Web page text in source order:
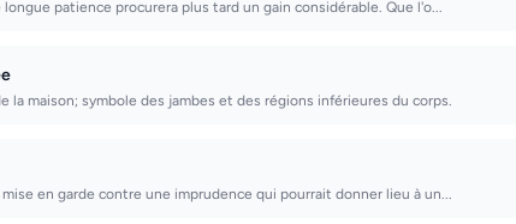
longue patience procurera plus tard un gain considérable. Que l'o...
la maison; symbole des jambes et des régions inférieures du corps.
en garde contre une imprudence qui pourrait donner lieu à un...